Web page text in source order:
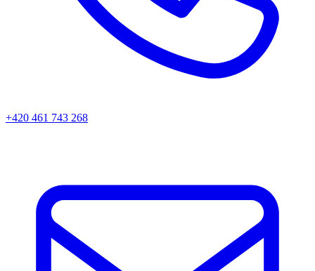
+420 461 743 268